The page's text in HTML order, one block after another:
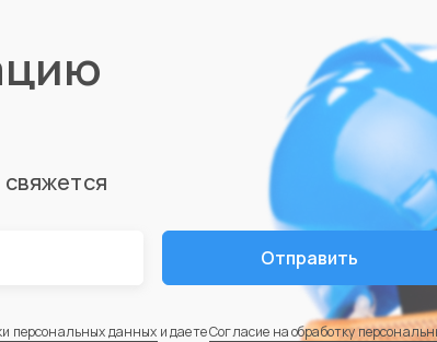
Отправить
персональных данных и даетеСогласие на обработку